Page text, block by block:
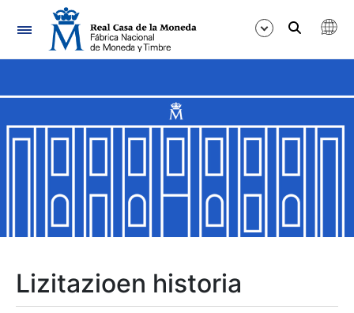
Nabigazioa
Erakutsi/Ezkutatu
Erakutsi/Ezkutatu
Erakutsi/Ezkutatu
Lizitazioen historia